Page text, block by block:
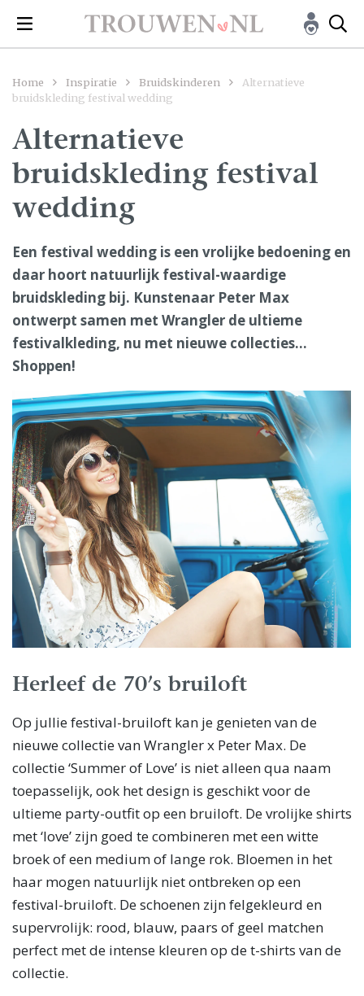
Home Inspiratie Bruidskinderen
Alternatieve
bruidskleding festival wedding
Alternatieve
bruidskleding festival
wedding
Een festival wedding is een vrolijke bedoening en
daar hoort natuurlijk festival-waardige
bruidskleding bij. Kunstenaar Peter Max
ontwerpt samen met Wrangler de ultieme
festivalkleding, nu met nieuwe collecties...
Shoppen!
Herleef de 70’s bruiloft
Op jullie festival-bruiloft kan je genieten van de
nieuwe collectie van Wrangler x Peter Max. De
collectie ‘Summer of Love’ is niet alleen qua naam
toepasselijk, ook het design is geschikt voor de
ultieme party-outfit op een bruiloft. De vrolijke shirts
met ‘love’ zijn goed te combineren met een witte
broek of een medium of lange rok. Bloemen in het
haar mogen natuurlijk niet ontbreken op een
festival-bruiloft. De schoenen zijn felgekleurd en
supervrolijk: rood, blauw, paars of geel matchen
perfect met de intense kleuren op de t-shirts van de
collectie.